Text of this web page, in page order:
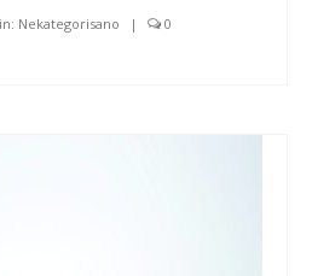
Nekategorisano | 0